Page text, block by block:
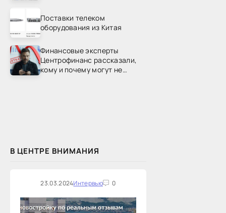
Поставки телеком
оборудования из Китая
Финансовые эксперты
Центрофинанс рассказали,
кому и почему могут не
В ЦЕНТРЕ ВНИМАНИЯ
23.03.2024Интервью 0